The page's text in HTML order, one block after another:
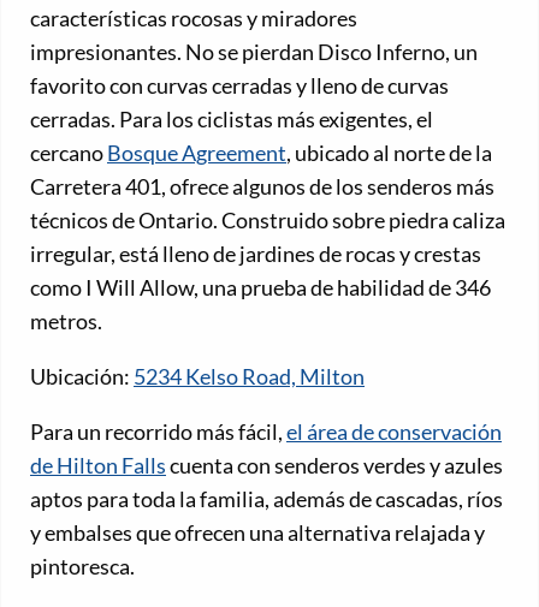
características rocosas y miradores
impresionantes. No se pierdan Disco Inferno, un
favorito con curvas cerradas y lleno de curvas
cerradas. Para los ciclistas más exigentes, el
cercanoBosque Agreement, ubicado al norte de la
Carretera 401, ofrece algunos de los senderos más
técnicos de Ontario. Construido sobre piedra caliza
irregular, está lleno de jardines de rocas y crestas
como I Will Allow, una prueba de habilidad de 346
metros.
Ubicación: 5234 Kelso Road, Milton
Para un recorrido más fácil,el área de conservación
de Hilton Fallscuenta con senderos verdes y azules
aptos para toda la familia, además de cascadas, ríos
y embalses que ofrecen una alternativa relajada y
pintoresca.